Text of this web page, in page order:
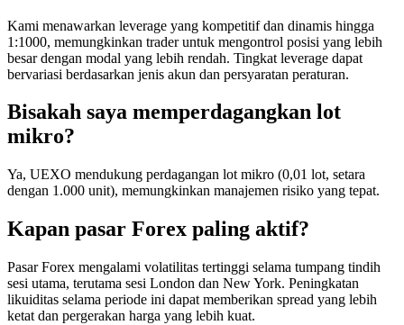
Kami menawarkan leverage yang kompetitif dan dinamis hingga
1:1000, memungkinkan trader untuk mengontrol posisi yang lebih
besar dengan modal yang lebih rendah. Tingkat leverage dapat
bervariasi berdasarkan jenis akun dan persyaratan peraturan.
Bisakah saya memperdagangkan lot
mikro?
Ya, UEXO mendukung perdagangan lot mikro (0,01 lot, setara
dengan 1.000 unit), memungkinkan manajemen risiko yang tepat.
Kapan pasar Forex paling aktif?
Pasar Forex mengalami volatilitas tertinggi selama tumpang tindih
sesi utama, terutama sesi London dan New York. Peningkatan
likuiditas selama periode ini dapat memberikan spread yang lebih
ketat dan pergerakan harga yang lebih kuat.